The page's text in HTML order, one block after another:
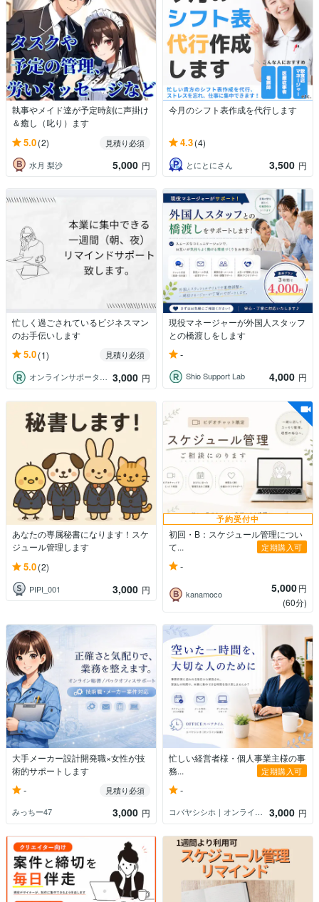
執事やメイド達が予定時刻に声掛け
＆癒し（叱り）ます
5.0(2)
見積り必須
水月 梨沙
5,000 円
今月のシフト表作成を代行します
4.3(4)
とにとにさん 3,500 円
忙しく過ごされているビジネスマン
のお手伝いします
5.0(1)
見積り必須
オンラインサポーターやすいえり 3,000 円
現役マネージャーが外国人スタッフ
との橋渡しをします
-
Shio Support Lab 4,000 円
あなたの専属秘書になります！スケ
ジュール管理します
5.0(2)
PIPI_001 3,000 円
予約受付中
初回・B：スケジュール管理につい
て...
定期購入可
-
kanamoco 5,000円
(60分)
大手メーカー設計開発職×女性が技
術的サポートします
-
見積り必須
みっちー47
3,000 円
忙しい経営者様・個人事業主様の事
務...
定期購入可
-
コバヤシシホ｜オンライン秘書 3,000 円